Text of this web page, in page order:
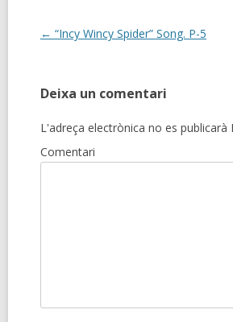
k ix
Post
← “Incy Wincy Spider” Song. P-5
Deixa un comentari
L'adreça electrònica no es publicarà
Comentari